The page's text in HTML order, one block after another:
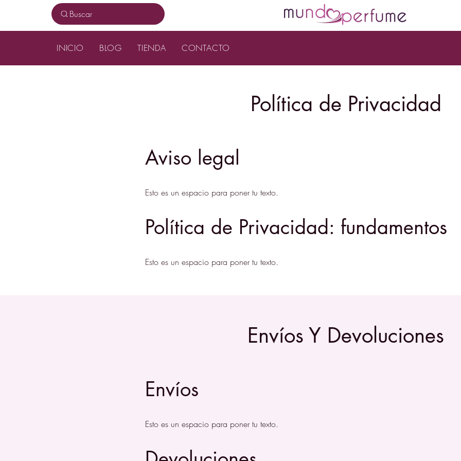
Buscar
INICIO BLOG TIENDA CONTACTO
Política de Privacidad
Aviso legal
Esto es un espacio para poner tu texto.
Política de Privacidad: fundamentos
Esto es un espacio para poner tu texto.
Envíos Y Devoluciones
Envíos
Esto es un espacio para poner tu texto.